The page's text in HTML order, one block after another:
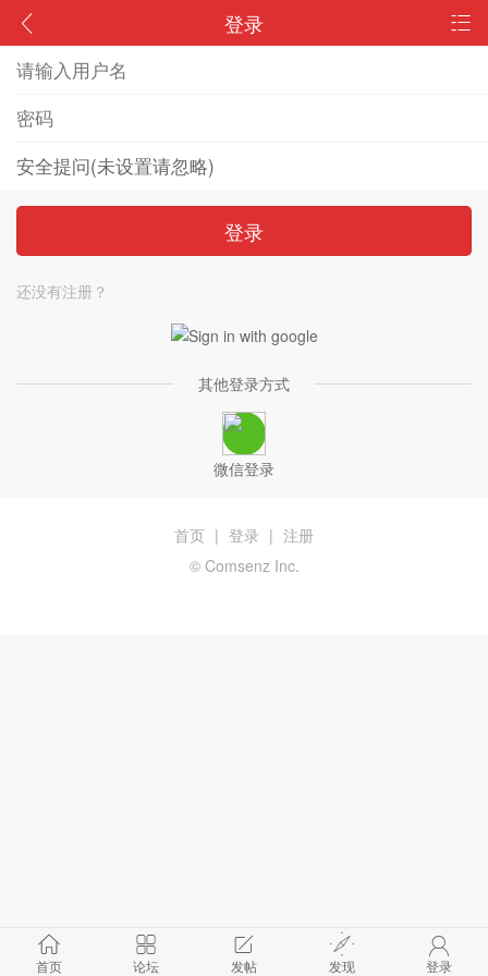
登录
登录
还没有注册？
其他登录方式
微信登录
首页 论坛 发帖 发现 登录
首页 | 登录 | 注册
© Comsenz Inc.